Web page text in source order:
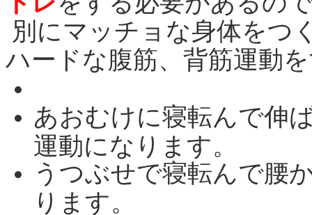
別にマッチョな身体をつ
ハードな腹筋、背筋運動
あおむけに寝転んで伸
運動になります。
うつぶせで寝転んで腰
ります。